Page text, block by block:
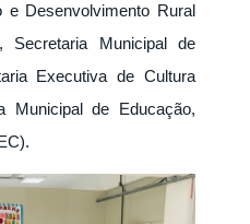
e Desenvolvimento Rural
Secretaria Municipal de
Executiva de Cultura
Municipal de Educação,